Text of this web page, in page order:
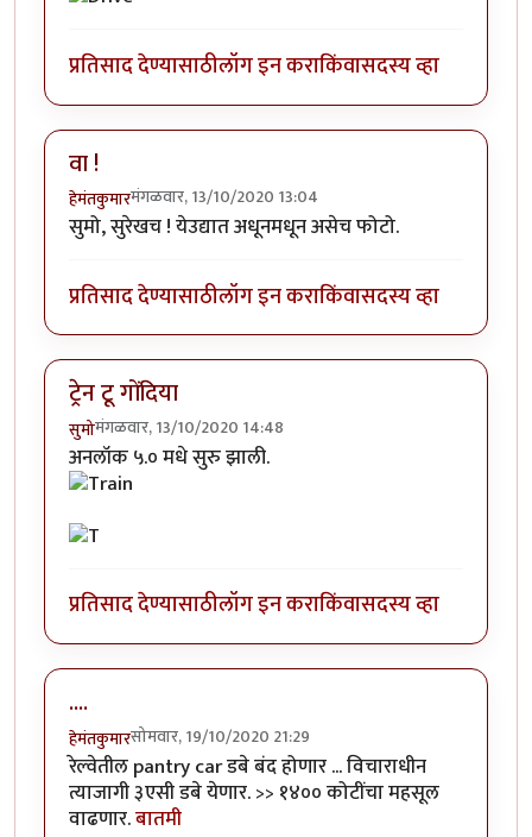
प्रतिसाद देण्यासाठीलॉग इन कराकिंवासदस्य व्हा
वा !
हेमंतकुमारमंगळवार, 13/10/2020 13:04
सुमो, सुरेखच ! येउद्यात अधूनमधून असेच फोटो.
प्रतिसाद देण्यासाठीलॉग इन कराकिंवासदस्य व्हा
ट्रेन टू गोंदिया
सुमोमंगळवार, 13/10/2020 14:48
अनलॉक ५.० मधे सुरु झाली.
प्रतिसाद देण्यासाठीलॉग इन कराकिंवासदस्य व्हा
....
हेमंतकुमारसोमवार, 19/10/2020 21:29
रेल्वेतील pantry car डबे बंद होणार ... विचाराधीन
त्याजागी ३एसी डबे येणार. >> १४०० कोटींचा महसूल
वाढणार.बातमी